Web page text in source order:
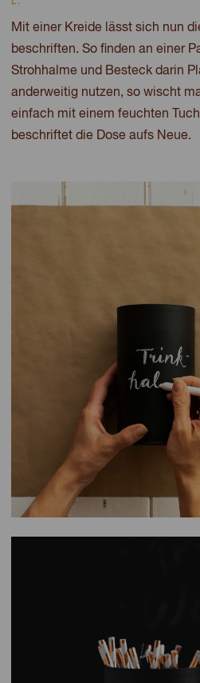
Mit einer Kreide lässt sich nun
beschriften. So finden an einer
Strohhalme und Besteck darin
anderweitig nutzen, so wischt
einfach mit einem feuchten
beschriftet die Dose aufs Neue.